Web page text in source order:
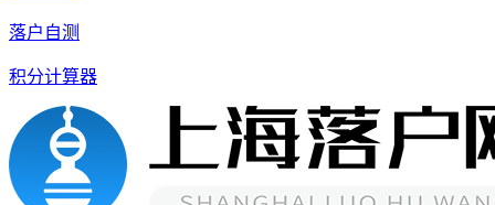
落户自测
积分计算器